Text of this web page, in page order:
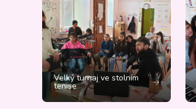
Velký turnaj ve stolním
tenise